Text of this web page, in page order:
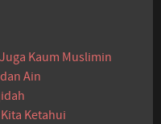
Kaum Muslimin
Ain
Ketahui